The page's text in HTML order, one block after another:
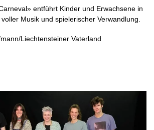
entführt Kinder und Erwachsene in
Musik und spielerischer Verwandlung.
Liechtensteiner Vaterland